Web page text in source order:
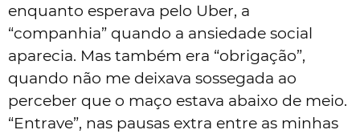
enquanto esperava pelo Uber, a
“companhia” quando a ansiedade social
aparecia. Mas também era “obrigação”,
quando não me deixava sossegada ao
perceber que o maço estava abaixo de meio.
“Entrave”, nas pausas extra entre as minhas